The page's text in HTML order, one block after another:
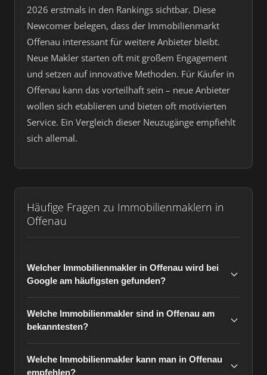
2026 erstmals in den Rankings sichtbar. Diese
Newcomer belegen, dass der Immobilienmarkt
Offenau interessant für weitere Anbieter bleibt.
Neue Makler starten oft mit großem Engagement
und setzen auf innovative Methoden. Für Käufer in
Offenau kann das vorteilhaft sein – neue Anbieter
wollen sich etablieren und bieten oft motivierten
Service. Ein Vergleich dieser Neuzugänge empfiehlt
sich allemal.
Häufige Fragen zu Immobilienmaklern in
Offenau
Welcher Immobilienmakler in Offenau wird bei
Google am häufigsten gefunden?
Welche Immobilienmakler sind in Offenau am
bekanntesten?
Welche Immobilienmakler kann man in Offenau
empfehlen?